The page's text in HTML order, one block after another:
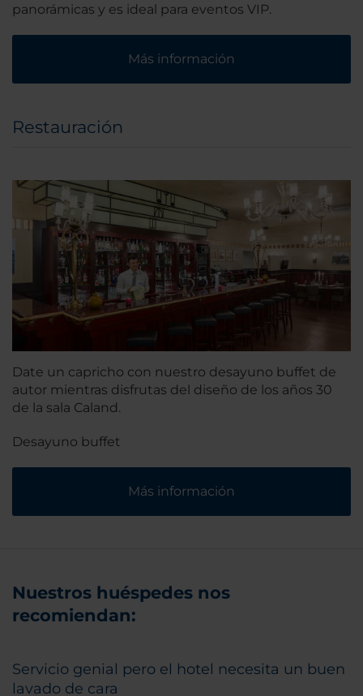
panorámicas y es ideal para eventos VIP.
Más información
Restauración
Date un capricho con nuestro desayuno buffet de
autor mientras disfrutas del diseño de los años 30
de la sala Caland.
Desayuno buffet
Más información
Nuestros huéspedes nos
recomiendan:
Servicio genial pero el hotel necesita un buen
lavado de cara